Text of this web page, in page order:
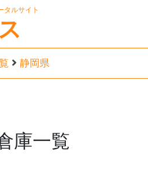
ルサイト
静岡県
庫一覧